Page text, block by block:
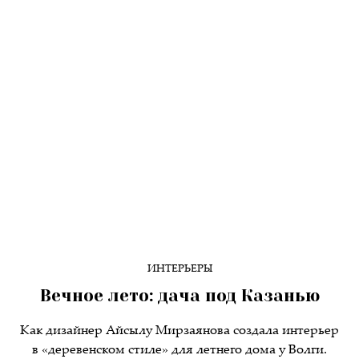
ИНТЕРЬЕРЫ
Вечное лето: дача под Казанью
Как дизайнер Айсылу Мирзаянова создала интерьер
в «деревенском стиле» для летнего дома у Волги.